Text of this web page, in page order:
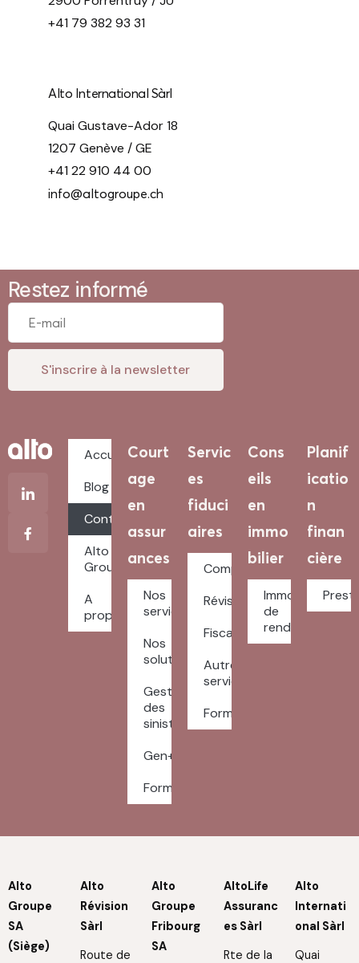
+41 79 382 93 31
Alto International Sàrl
Quai Gustave-Ador 18
1207 Genève / GE
+41 22 910 44 00
info@altogroupe.ch
Restez informé
Accueil
Blog
Contact
Alto
Groupe
A
propos
Court
age
en
assur
ances
Nos
services
Nos
solutions
Gestion
des
sinistres
Gen+
Formulaires
Servic
es
fiduci
aires
Comptabilité
Révision
Fiscalité
Autres
services
Formulaires
Cons
eils
en
immo
bilier
Immobilier
de
rendement
Planif
icatio
n
finan
cière
Alto
Groupe
SA
(Siège)
Alto
Révision
Sàrl
Route de
Alto
Groupe
Fribourg
SA
AltoLife
Assuranc
es Sàrl
Rte de la
Alto
Internati
onal Sàrl
Quai